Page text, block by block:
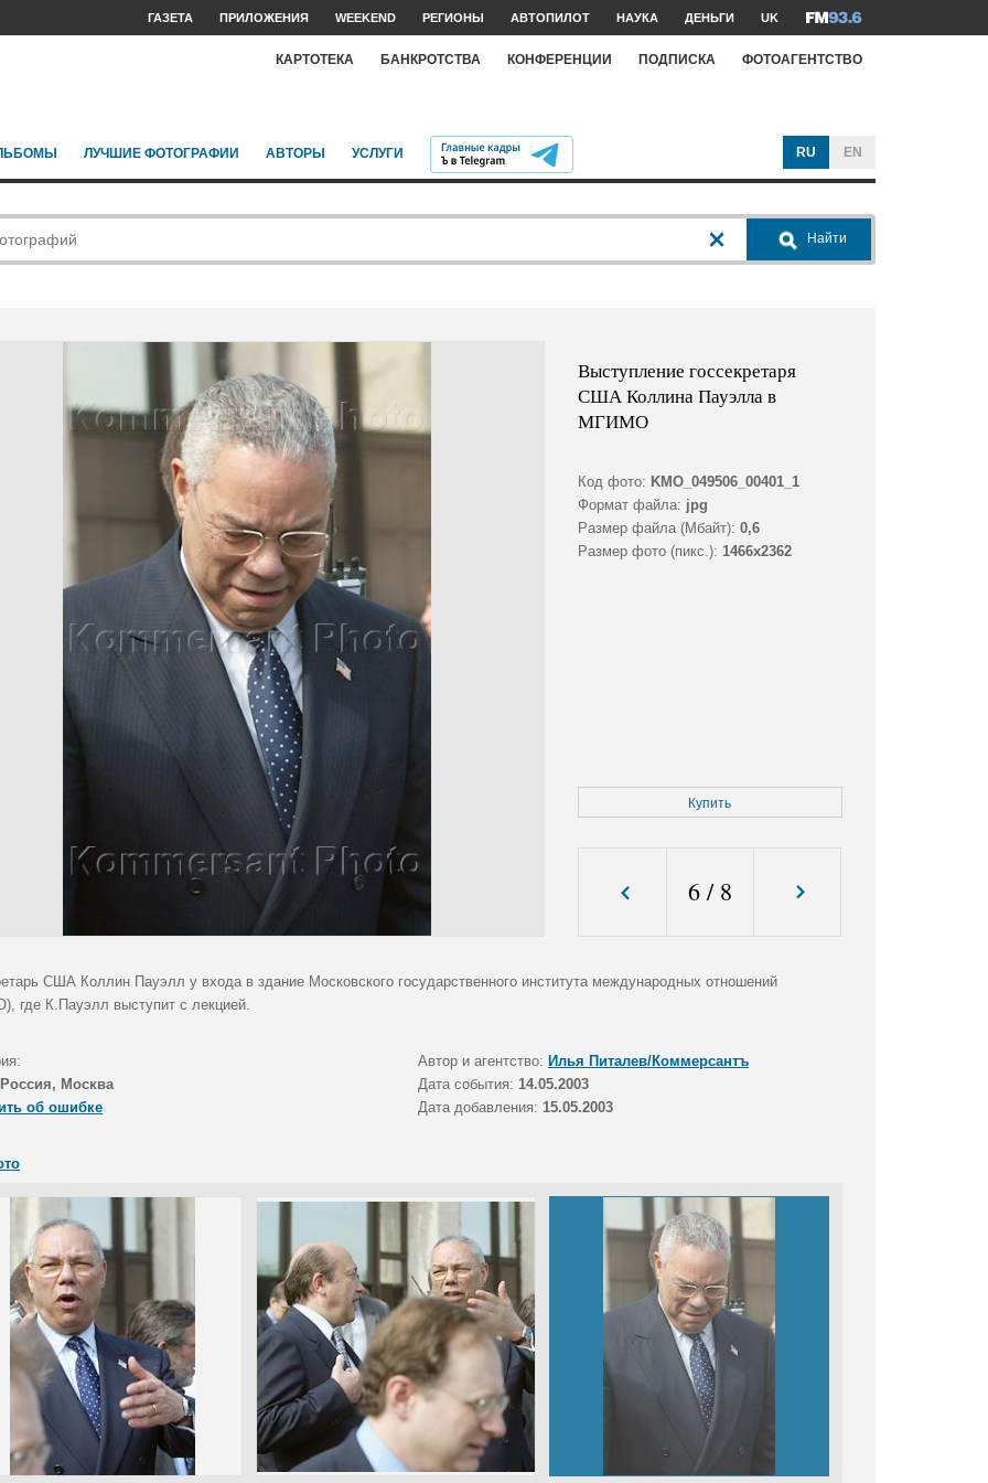
ГАЗЕТА ПРИЛОЖЕНИЯ WEEKEND РЕГИОНЫ АВТОПИЛОТ НАУКА ДЕНЬГИ UK
КАРТОТЕКА БАНКРОТСТВА КОНФЕРЕНЦИИ ПОДПИСКА ФОТОАГЕНТСТВО
ЛУЧШИЕ ФОТОГРАФИИ АВТОРЫ УСЛУГИ RU EN
Найти
Выступление госсекретаря
США Коллина Пауэлла в
МГИМО
Код фото: KMO_049506_00401_1
Формат файла: jpg
Размер файла (Мбайт): 0,6
Размер фото (пикс.): 1466x2362
Купить
6/ 8
США Коллин Пауэлл у входа в здание Московского государственного института международных отношений
где К.Пауэлл выступит с лекцией.
Автор и агентство: Илья Питалев/Коммерсантъ
Россия, Москва Дата события: 14.05.2003
об ошибке
Дата добавления: 15.05.2003